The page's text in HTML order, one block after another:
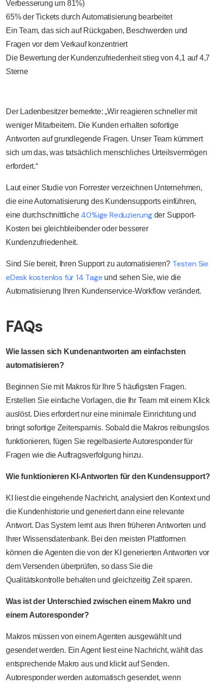
Verbesserung um 81%)
65% der Tickets durch Automatisierung bearbeitet
Ein Team, das sich auf Rückgaben, Beschwerden und
Fragen vor dem Verkauf konzentriert
Die Bewertung der Kundenzufriedenheit stieg von 4,1 auf 4,7
Sterne
Der Ladenbesitzer bemerkte: „Wir reagieren schneller mit
weniger Mitarbeitern. Die Kunden erhalten sofortige
Antworten auf grundlegende Fragen. Unser Team kümmert
sich um das, was tatsächlich menschliches Urteilsvermögen
erfordert.“
Laut einer Studie von Forrester verzeichnen Unternehmen,
die eine Automatisierung des Kundensupports einführen,
eine durchschnittliche 40%ige Reduzierungder Support-
Kosten bei gleichbleibender oder besserer
Kundenzufriedenheit.
Sind Sie bereit, Ihren Support zu automatisieren? Testen Sie
eDesk kostenlos für 14 Tage und sehen Sie, wie die
Automatisierung Ihren Kundenservice-Workflow verändert.
FAQs
Wie lassen sich Kundenantworten am einfachsten
automatisieren?
Beginnen Sie mit Makros für Ihre 5 häufigsten Fragen.
Erstellen Sie einfache Vorlagen, die Ihr Team mit einem Klick
auslöst. Dies erfordert nur eine minimale Einrichtung und
bringt sofortige Zeitersparnis. Sobald die Makros reibungslos
funktionieren, fügen Sie regelbasierte Autoresponder für
Fragen wie die Auftragsverfolgung hinzu.
Wie funktionieren KI-Antworten für den Kundensupport?
KI liest die eingehende Nachricht, analysiert den Kontext und
die Kundenhistorie und generiert dann eine relevante
Antwort. Das System lernt aus Ihren früheren Antworten und
Ihrer Wissensdatenbank. Bei den meisten Plattformen
können die Agenten die von der KI generierten Antworten vor
dem Versenden überprüfen, so dass Sie die
Qualitätskontrolle behalten und gleichzeitig Zeit sparen.
Was ist der Unterschied zwischen einem Makro und
einem Autoresponder?
Makros müssen von einem Agenten ausgewählt und
gesendet werden. Ein Agent liest eine Nachricht, wählt das
entsprechende Makro aus und klickt auf Senden.
Autoresponder werden automatisch gesendet, wenn